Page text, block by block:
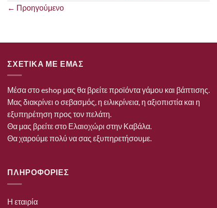
← Προηγούμενο
ΣΧΕΤΙΚΑ ΜΕ ΕΜΑΣ
Μέσα στο eshop μας θα βρείτε προϊόντα γάμου και βάπτισης.
Μας διακρίνει ο σεβασμός, η ειλικρίνεια, η αξιοπιστία και η
εξυπηρέτηση προς τον πελάτη.
Θα μας βρείτε στο Ελαιοχώρι στην Καβάλα.
Θα χαρούμε πολύ να σας εξυπηρετήσουμε.
ΠΛΗΡΟΦΟΡΙΕΣ
Η εταιρία